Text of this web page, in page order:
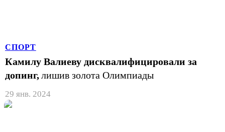
СПОРТ
Камилу Валиеву дисквалифицировали за
допинг,лишив золота Олимпиады
29 янв. 2024